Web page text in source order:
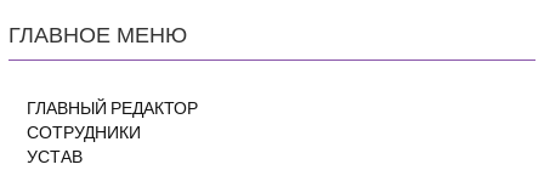
ГЛАВНОЕ МЕНЮ
ГЛАВНЫЙ РЕДАКТОР
СОТРУДНИКИ
УСТАВ